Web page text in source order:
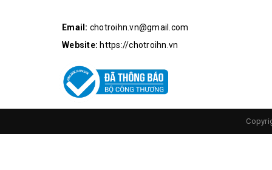
Chi
Email: chotroihn.vn@gmail.com
Website: https://chotroihn.vn